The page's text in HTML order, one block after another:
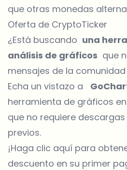
que otras monedas
Oferta de CryptoTicker
¿Está buscando una
análisis de gráficos que
mensajes de la comunidad
Echa un vistazo a
herramienta de gráficos
que no requiere
previos.
¡Haga clic aquí para
descuento en su primer